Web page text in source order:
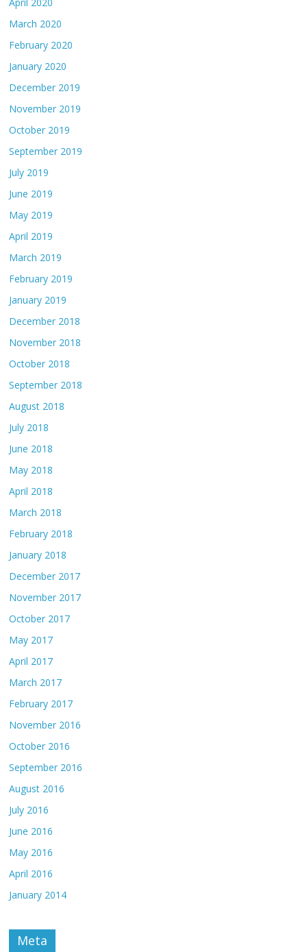
March 2020
February 2020
January 2020
December 2019
November 2019
October 2019
September 2019
July 2019
June 2019
May 2019
April 2019
March 2019
February 2019
January 2019
December 2018
November 2018
October 2018
September 2018
August 2018
July 2018
June 2018
May 2018
April 2018
March 2018
February 2018
January 2018
December 2017
November 2017
October 2017
May 2017
April 2017
March 2017
February 2017
November 2016
October 2016
September 2016
August 2016
July 2016
June 2016
May 2016
April 2016
January 2014
Meta